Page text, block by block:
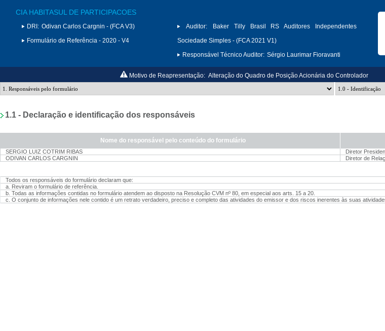
CIA HABITASUL DE PARTICIPACOES
DRI: Odivan Carlos Cargnin - (FCA V3)
Formulário de Referência - 2020 - V4
Auditor:
Baker Tilly Brasil RS Auditores Independentes
Sociedade Simples - (FCA 2021 V1)
Responsável Técnico Auditor: Sérgio Laurimar Fioravanti
Motivo de Reapresentação: Alteração do Quadro de Posição Acionária do Controlador